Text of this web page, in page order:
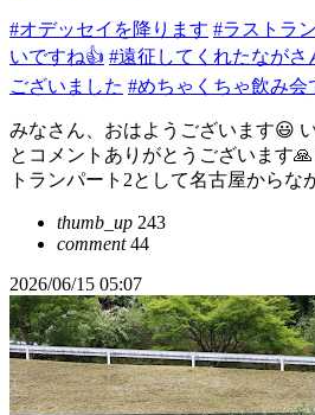
#オデッセイを降ります #ラストラ
いですね👍 #遠征してくれたながさ
ございました #めちゃくちゃ飲み会
みなさん、おはようございます😃
とコメントありがとうございます
トランパート2として名古屋からな
thumb_up 243
comment44
2026/06/15 05:07